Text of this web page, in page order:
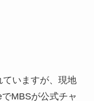
いますが、現地
MBSが公式チャ